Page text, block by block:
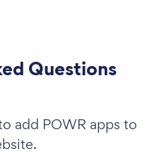
Questions
add POWR apps to